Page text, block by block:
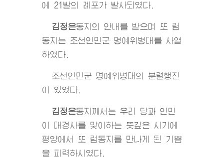
에 21발의 례포가 발사되였다.
김정은동지 의 안내를 받으며 또 럼
동지는 조선인민군 명예위병대를 사열
하였다.
조선인민군 명예위병대의 분렬행진
이 있었다.
김정은동지 께서는 우리 당과 인민
이 대경사를 맞이하는 뜻깊은 시기에
평양에서 또 럼동지를 만나게 된 기쁨
을 피력하시였다.